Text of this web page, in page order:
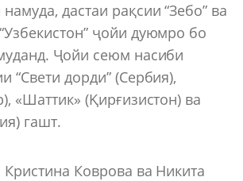
дастаи рақсии “Зебо” ва
ҷойи дуюмро бо
Ҷойи сеюм насиби
“Свети дорди” (Сербия),
«Шаттик» (Қирғизистон) ва
гашт.
Коврова ва Никита